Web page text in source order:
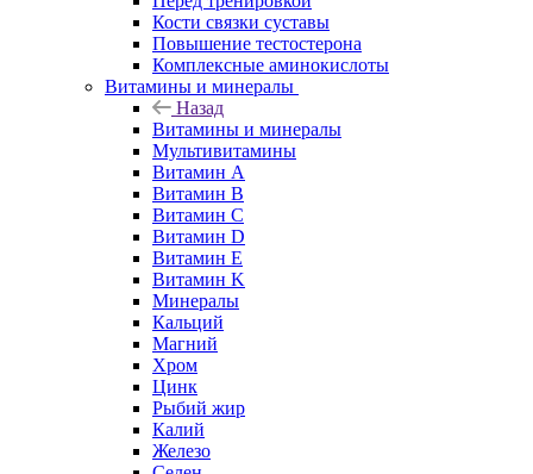
Кости связки суставы
Повышение тестостерона
Комплексные аминокислоты
Витамины и минералы
Назад
Витамины и минералы
Мультивитамины
Витамин A
Витамин B
Витамин C
Витамин D
Витамин E
Витамин K
Минералы
Кальций
Магний
Хром
Цинк
Рыбий жир
Калий
Железо